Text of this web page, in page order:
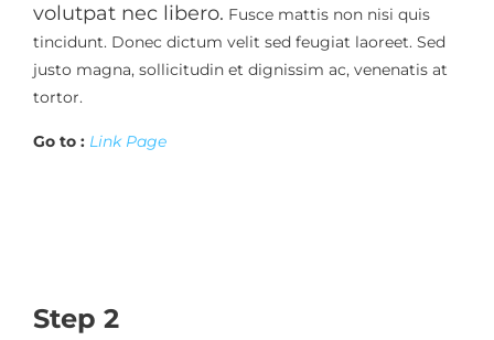
volutpat nec libero. Fusce mattis non nisi quis
tincidunt. Donec dictum velit sed feugiat laoreet. Sed
justo magna, sollicitudin et dignissim ac, venenatis at
tortor.
Go to : Link Page
Step 2